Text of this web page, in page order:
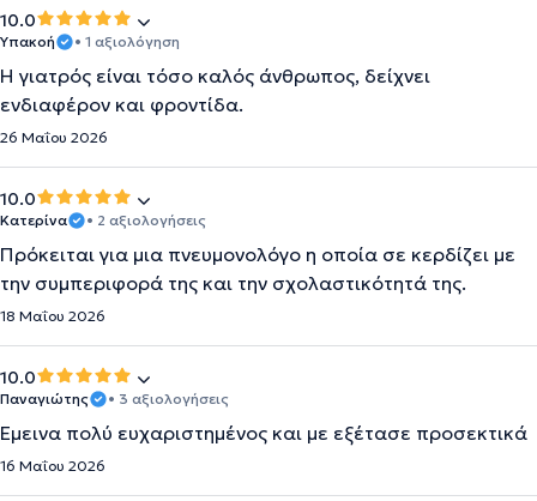
10.0
Υπακοή • 1 αξιολόγηση
Η γιατρός είναι τόσο καλός άνθρωπος, δείχνει
ενδιαφέρον και φροντίδα.
26 Μαΐου 2026
10.0
Κατερίνα • 2 αξιολογήσεις
Πρόκειται για μια πνευμονολόγο η οποία σε κερδίζει με
την συμπεριφορά της και την σχολαστικότητά της.
18 Μαΐου 2026
10.0
Παναγιώτης • 3 αξιολογήσεις
Έμεινα πολύ ευχαριστημένος και με εξέτασε προσεκτικά
16 Μαΐου 2026